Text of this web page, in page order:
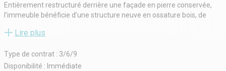
Entièrement restructuré derrière une façade en pierre conservée,
l’immeuble bénéficie d’une structure neuve en ossature bois, de
Le bien est livré clos et couvert. L'aménagement intérieur et la
configuration offre au futur preneur la possibilité de concevoir des
espaces adaptés à son organisation et à son identité.
Lire plus
Type de contrat : 3/6/9
Disponibilité : Immédiate